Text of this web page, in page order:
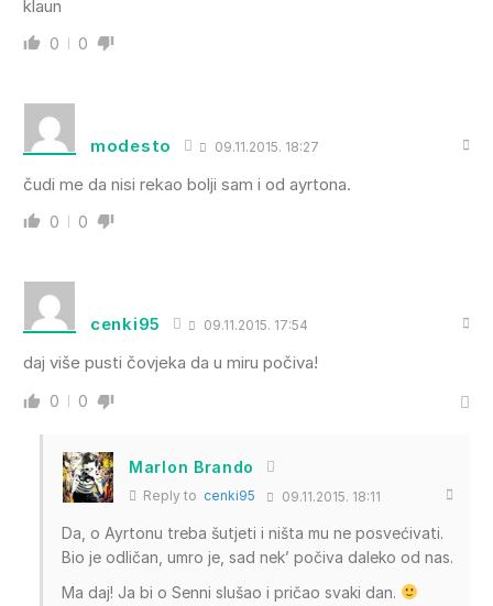
klaun
0 0
modesto 09.11.2015. 18:27
čudi me da nisi rekao bolji sam i od ayrtona.
0 0
cenki95 09.11.2015. 17:54
daj više pusti čovjeka da u miru počiva!
0 0
Marlon Brando
Reply to cenki95 09.11.2015. 18:11
Da, o Ayrtonu treba šutjeti i ništa mu ne posvećivati.
Bio je odličan, umro je, sad nek’ počiva daleko od nas.
Ma daj! Ja bi o Senni slušao i pričao svaki dan.